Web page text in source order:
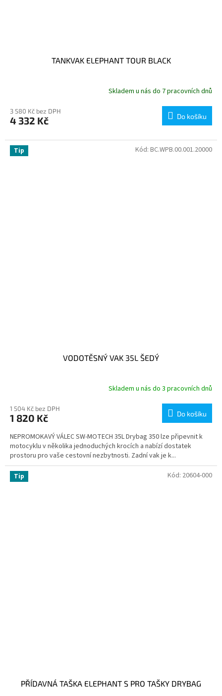
TANKVAK ELEPHANT TOUR BLACK
Skladem u nás do 7 pracovních dnů
3 580 Kč bez DPH
4 332 Kč Do košíku
Tip
VODOTĚSNÝ VAK 35L ŠEDÝ
Skladem u nás do 3 pracovních dnů
1 504 Kč bez DPH
1 820 Kč Do košíku
NEPROMOKAVÝ VÁLEC SW-MOTECH 35L Drybag 350 lze připevnit k
motocyklu v několika jednoduchých krocích a nabízí dostatek
prostoru pro vaše cestovní nezbytnosti. Zadní vak je k...
Kód: BC.WPB.00.001.20000
Tip
PŘÍDAVNÁ TAŠKA ELEPHANT S PRO TAŠKY DRYBAG
Kód: 20604-000